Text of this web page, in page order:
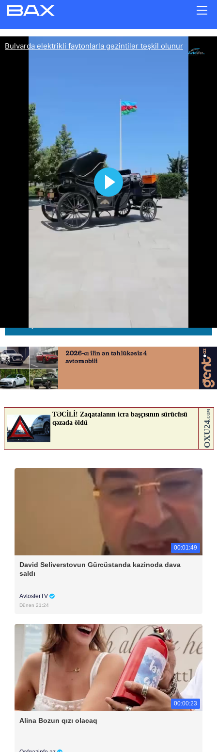
Bulvarda elektrikli faytonlarla
00:01:49
David Seliverstovun Gürcüstanda kazinoda dava
saldı
AvtosferTV
Dünən 21:24
00:00:23
Alina Bozun qızı olacaq